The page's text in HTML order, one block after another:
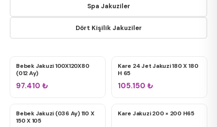
Kare Jakuzi
Çift Kişilik
Spa Jakuziler
Dört Kişilik Jakuziler
BEBEK JAKUZI
Bebek Jakuzi 100X120X80
(012 Ay)
97.410 ₺
DÖRT KIŞILIK JAKUZILER
Kare 24 Jet Jakuzi 180 X 180
H 65
105.150 ₺
BEBEK JAKUZI
Bebek Jakuzi (036 Ay) 110 X
150 X 105
DÖRT KIŞILIK JAKUZILER
Kare Jakuzi 200 × 200 H65